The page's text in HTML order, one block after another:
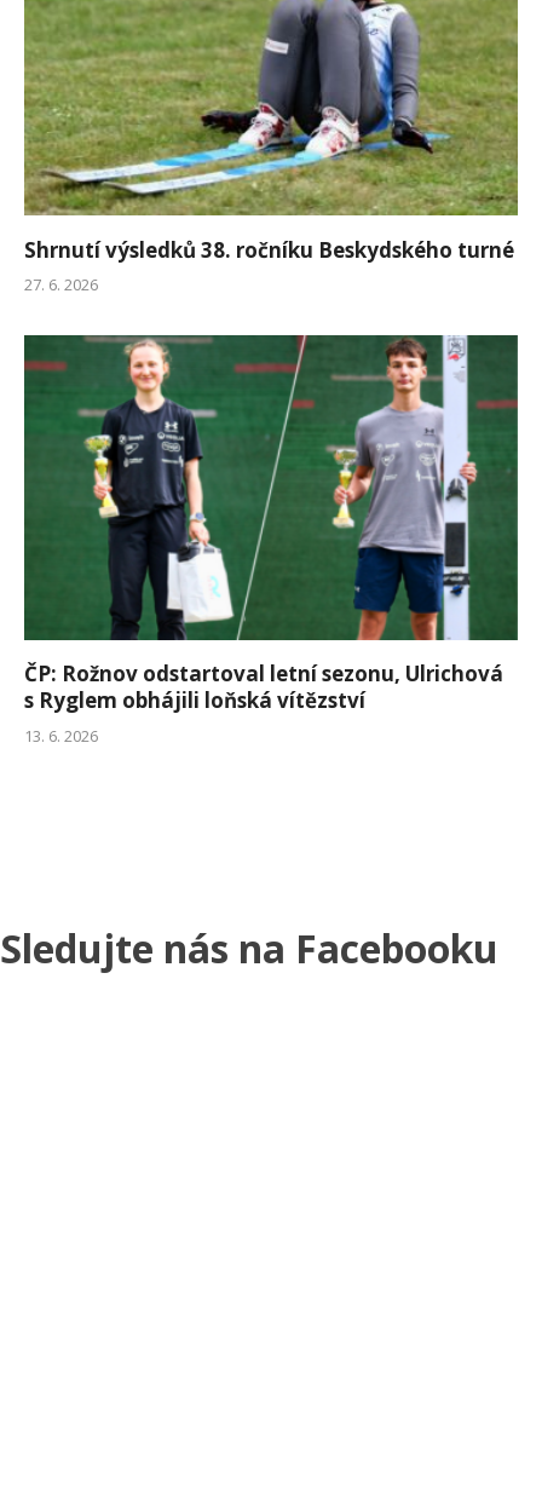
Shrnutí výsledků 38. ročníku Beskydského turné
27. 6. 2026
ČP: Rožnov odstartoval letní sezonu, Ulrichová
s Ryglem obhájili loňská vítězství
13. 6. 2026
Sledujte nás na Facebooku